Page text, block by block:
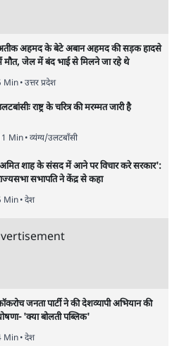
घोषणाओं पर टिका क्यों दिखता
के बीच घोषणा-प्रधान बजट
द्वारासंसद में प्रस्तुत साल
और प्रधानमंत्री नरेंद्र मोदी
पत्र की तरह वायदों का पुलिंदा
का साल—दो साल में तो
के दावे वाली पर्यटन सुविधाओं
गाइड आदि के प्रशिक्षण एवं पैरा
सुविधाओं की स्थापना अथवा